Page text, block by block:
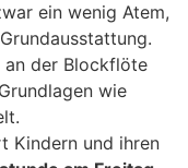
ein wenig Atem,
an der Blockflöte
wie
Kindern und ihren